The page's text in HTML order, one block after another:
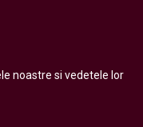
noastre si vedetele lor